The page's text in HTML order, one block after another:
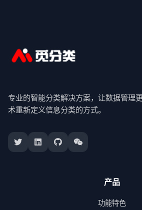
专业的智能分类解决方案，让数据管理
术重新定义信息分类的方式。
产品
功能特色